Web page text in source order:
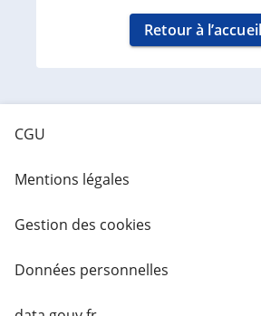
Retour à l’accueil
CGU
Mentions légales
Gestion des cookies
Données personnelles